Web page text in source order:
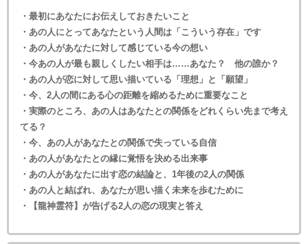
・最初にあなたにお伝えしておきたいこと
・あの人にとってあなたという人間は「こういう存在」です
・あの人があなたに対して感じている今の想い
・今あの人が最も親しくしたい相手は……あなた？ 他の誰か？
・あの人が恋に対して思い描いている「理想」と「願望」
・今、2人の間にある心の距離を縮めるために重要なこと
・実際のところ、あの人はあなたとの関係をどれくらい先まで考え
てる？
・今、あの人があなたとの関係で失っている自信
・あの人があなたとの縁に覚悟を決める出来事
・あの人があなたに出す恋の結論と、1年後の2人の関係
・あの人と結ばれ、あなたが思い描く未来を歩むために
・【龍神霊符】が告げる2人の恋の現実と答え